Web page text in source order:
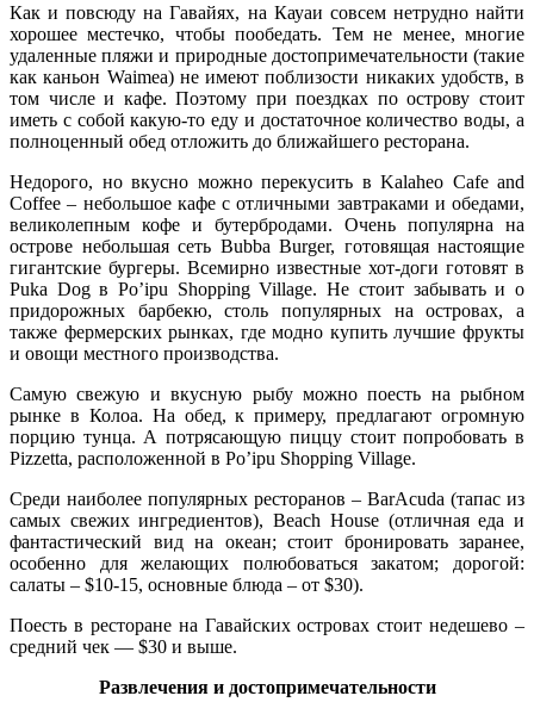
Как и повсюду на Гавайях, на Кауаи совсем нетрудно найти
хорошее местечко, чтобы пообедать. Тем не менее, многие
удаленные пляжи и природные достопримечательности (такие
как каньон Waimea) не имеют поблизости никаких удобств, в
том числе и кафе. Поэтому при поездках по острову стоит
иметь с собой какую-то еду и достаточное количество воды, а
полноценный обед отложить до ближайшего ресторана.
Недорого, но вкусно можно перекусить в Kalaheo Cafe and
Coffee – небольшое кафе с отличными завтраками и обедами,
великолепным кофе и бутербродами. Очень популярна на
острове небольшая сеть Bubba Burger, готовящая настоящие
гигантские бургеры. Всемирно известные хот-доги готовят в
Puka Dog в Po’ipu Shopping Village. Не стоит забывать и о
придорожных барбекю, столь популярных на островах, а
также фермерских рынках, где модно купить лучшие фрукты
и овощи местного производства.
Самую свежую и вкусную рыбу можно поесть на рыбном
рынке в Колоа. На обед, к примеру, предлагают огромную
порцию тунца. А потрясающую пиццу стоит попробовать в
Pizzetta, расположенной в Po’ipu Shopping Village.
Среди наиболее популярных ресторанов – BarAcuda (тапас из
самых свежих ингредиентов), Beach House (отличная еда и
фантастический вид на океан; стоит бронировать заранее,
особенно для желающих полюбоваться закатом; дорогой:
салаты – $10-15, основные блюда – от $30).
Поесть в ресторане на Гавайских островах стоит недешево –
средний чек — $30 и выше.
Развлечения и достопримечательности